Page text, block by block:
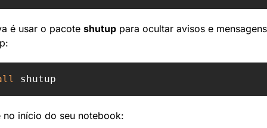
é usar o pacote shutup para ocultar avisos e
no início do seu notebook: